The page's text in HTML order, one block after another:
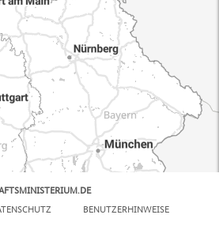
BENUTZERHINWEISE